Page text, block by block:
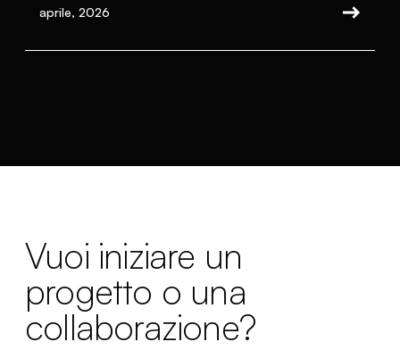
aprile, 2026
Vuoi iniziare un
progetto o una
collaborazione?